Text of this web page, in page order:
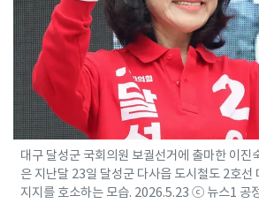
대구 달성군 국회의원 보궐선거에 출마한 이진
은 지난달 23일 달성군 다사읍 도시철도 2호선
지지를 호소하는 모습. 2026.5.23 ⓒ 뉴스1 공